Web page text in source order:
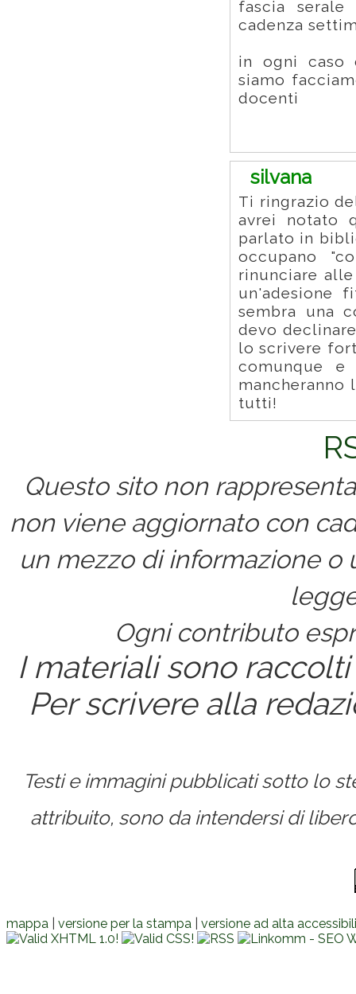
fascia
cadenza
in ogni caso
siamo
docenti
silvana
Ti ringrazio
avrei notato
parlato in
occupano
rinunciare
un'adesione
sembra una
devo
lo scrivere
comunque
mancheranno
tutti!
Questo sito non
non viene aggiornato con
un mezzo di informazione
Ogni contributo
I materiali sono
Per scrivere alla
Testi e immagini pubblicati sotto lo
attribuito, sono da intendersi di
mappa versione per la stampa versione ad alta